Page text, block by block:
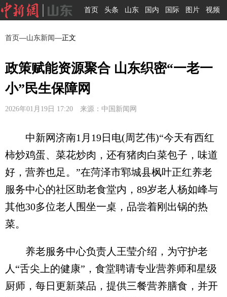
首页 头条 山东 国内 国际 图片 视频
首页—山东新闻—正文
政策赋能资源聚合 山东织密“一老一
小”民生保障网
2026年01月19日 17:20 来源：中国新闻网
中新网济南1月19日电(周艺伟)“今天有西红
柿炒鸡蛋、菜花炒肉，还有猪肉白菜包子，味道
好，营养也足。”在菏泽市郓城县枫叶正红养老
服务中心的社区助老食堂内，89岁老人杨如峰与
其他30多位老人围坐一桌，品尝着刚出锅的热
菜。
养老服务中心负责人王莹介绍，为守护老
人“舌尖上的健康”，食堂聘请专业营养师和星级
厨师，每日更新菜品，提供三餐营养膳食，并开